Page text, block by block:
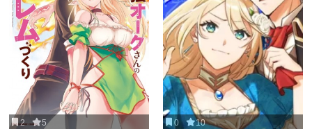
2 5 0 10